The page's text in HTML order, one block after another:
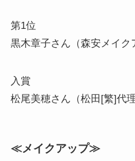
第1位
黒木章子さん（森安メイク
入賞
松尾美穂さん（松田[繁]代理
≪メイクアップ≫